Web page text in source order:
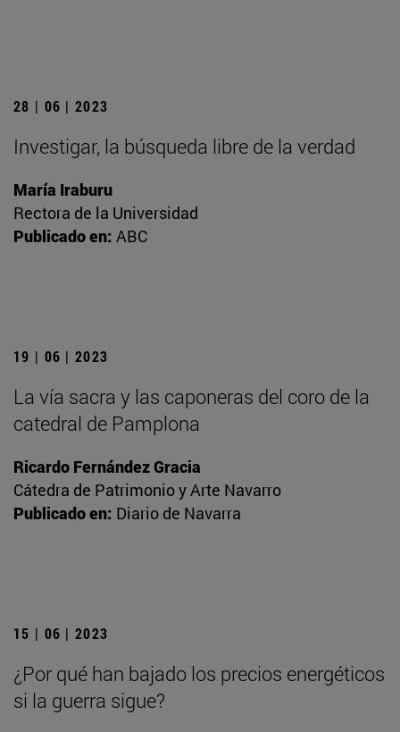
28 | 06 | 2023
Investigar, la búsqueda libre de la verdad
María Iraburu
Rectora de la Universidad
Publicado en: ABC
19 | 06 | 2023
La vía sacra y las caponeras del coro de la
catedral de Pamplona
Ricardo Fernández Gracia
Cátedra de Patrimonio y Arte Navarro
Publicado en: Diario de Navarra
15 | 06 | 2023
¿Por qué han bajado los precios energéticos
si la guerra sigue?